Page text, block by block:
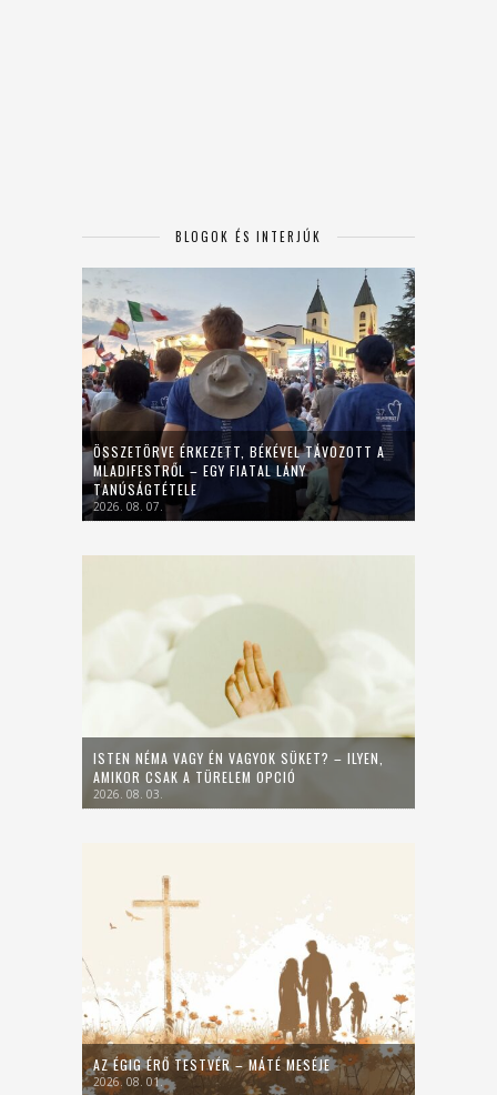
BLOGOK ÉS INTERJÚK
ÖSSZETÖRVE ÉRKEZETT, BÉKÉVEL TÁVOZOTT A
MLADIFESTRŐL – EGY FIATAL LÁNY
TANÚSÁGTÉTELE
2026. 08. 07.
ISTEN NÉMA VAGY ÉN VAGYOK SÜKET? – ILYEN,
AMIKOR CSAK A TÜRELEM OPCIÓ
2026. 08. 03.
AZ ÉGIG ÉRŐ TESTVÉR – MÁTÉ MESÉJE
2026. 08. 01.